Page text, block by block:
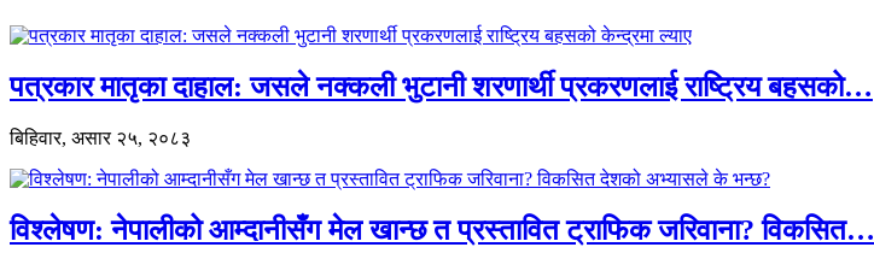
पत्रकार मातृका दाहाल: जसले नक्कली भुटानी शरणार्थी प्रकरणलाई राष्ट्रिय बहसको…
बिहिवार, असार २५, २०८३
विश्लेषण: नेपालीको आम्दानीसँग मेल खान्छ त प्रस्तावित ट्राफिक जरिवाना? विकसित…